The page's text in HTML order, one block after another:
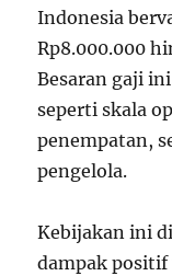
Indonesia
Rp8.000.000
Besaran gaji
seperti skala
penempatan,
pengelola.
Kebijakan ini
dampak positif